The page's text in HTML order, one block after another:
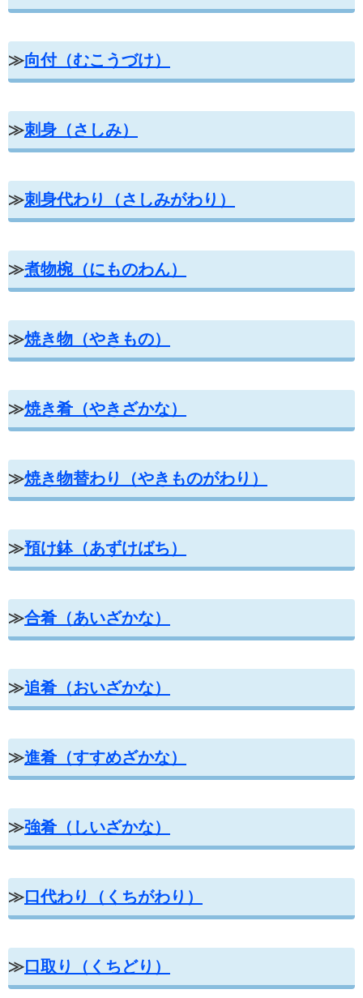
≫向付（むこうづけ）
≫刺身（さしみ）
≫刺身代わり（さしみがわり）
≫煮物椀（にものわん）
≫焼き物（やきもの）
≫焼き肴（やきざかな）
≫焼き物替わり（やきものがわり）
≫預け鉢（あずけばち）
≫合肴（あいざかな）
≫追肴（おいざかな）
≫進肴（すすめざかな）
≫強肴（しいざかな）
≫口代わり（くちがわり）
≫口取り（くちどり）